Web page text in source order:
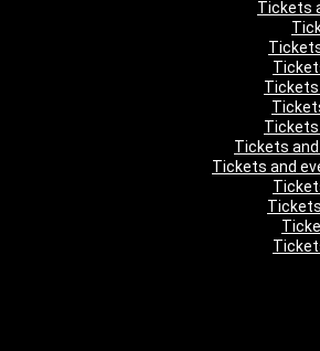
Tickets
Tickets
Tickets
Tickets
Tickets and